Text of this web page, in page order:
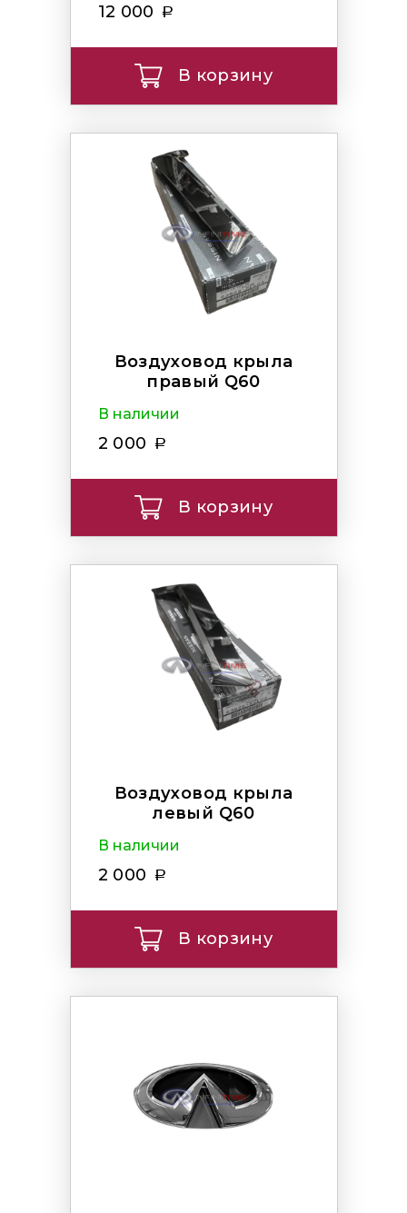
12 000
В корзину
Воздуховод крыла
правый Q60
В наличии
2 000
В корзину
Воздуховод крыла
левый Q60
В наличии
2 000
В корзину